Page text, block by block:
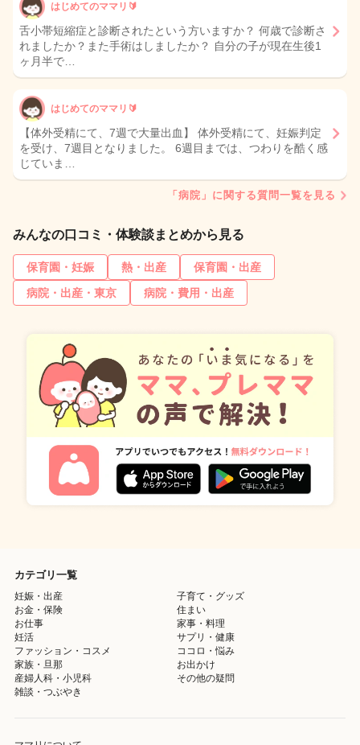
はじめてのママリ🔰
舌小帯短縮症と診断されたという方いますか？ 何歳で診断さ
れましたか？また手術はしましたか？ 自分の子が現在生後1
ヶ月半で…
はじめてのママリ🔰
【体外受精にて、7週で大量出血】 体外受精にて、妊娠判定
を受け、7週目となりました。 6週目までは、つわりを酷く感
じていま…
「病院」に関する質問一覧を見る
みんなの口コミ・体験談まとめから見る
保育園・妊娠 熱・出産
保育園・出産
病院・出産・東京
病院・費用・出産
カテゴリ一覧
妊娠・出産
子育て・グッズ
お金・保険
住まい
お仕事
家事・料理
妊活
サプリ・健康
ファッション・コスメ
ココロ・悩み
家族・旦那
お出かけ
産婦人科・小児科
その他の疑問
雑談・つぶやき